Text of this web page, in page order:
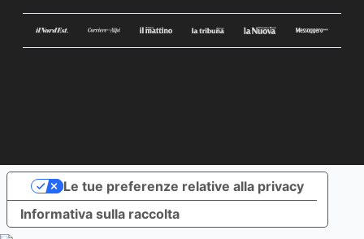
Informativa sulla raccolta
Le tue preferenze relative alla privacy